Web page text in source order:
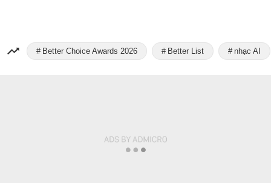
Better Choice Awards 2026 Better List nhạc AI